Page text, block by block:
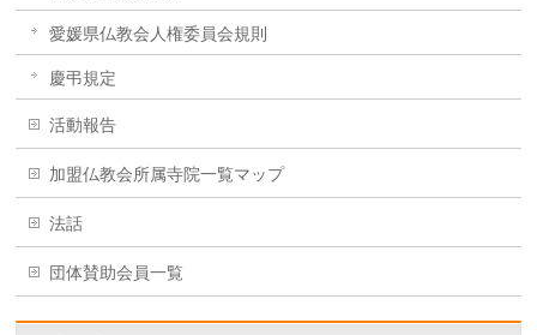
愛媛県仏教会人権委員会規則
慶弔規定
活動報告
加盟仏教会所属寺院一覧マップ
法話
団体賛助会員一覧